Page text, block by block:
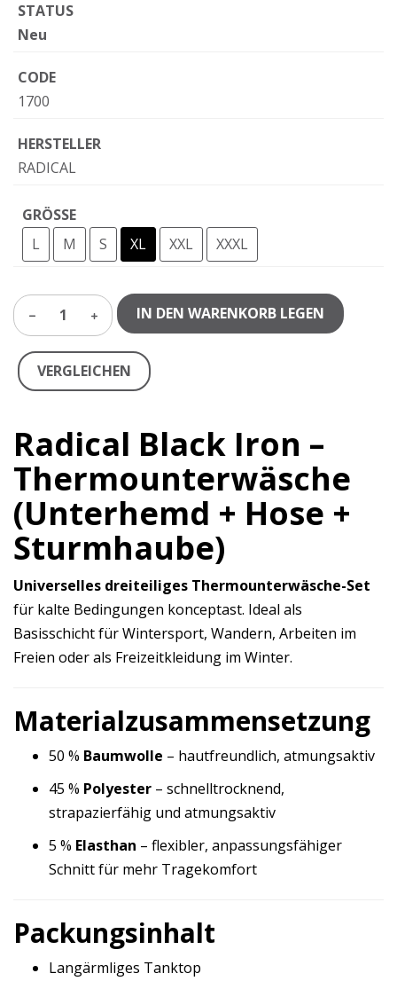
STATUS
Neu
CODE
1700
HERSTELLER
RADICAL
GRÖSSE
L
M S XL XXL XXXL
1 IN DEN WARENKORB LEGEN
VERGLEICHEN
Radical Black Iron –
Thermounterwäsche
(Unterhemd + Hose +
Sturmhaube)
Universelles dreiteiliges Thermounterwäsche-Set
für kalte Bedingungen konceptast. Ideal als
Basisschicht für Wintersport, Wandern, Arbeiten im
Freien oder als Freizeitkleidung im Winter.
Materialzusammensetzung
50 % Baumwolle – hautfreundlich, atmungsaktiv
45 % Polyester – schnelltrocknend,
strapazierfähig und atmungsaktiv
5 % Elasthan – flexibler, anpassungsfähiger
Schnitt für mehr Tragekomfort
Packungsinhalt
Langärmliges Tanktop